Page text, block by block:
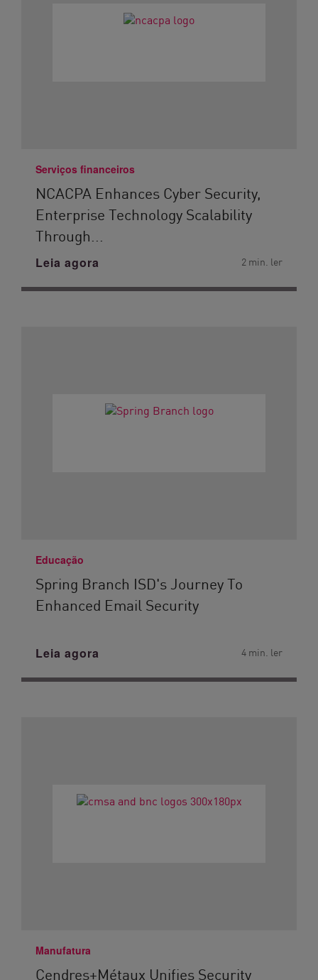
Serviços financeiros
NCACPA Enhances Cyber Security,
Enterprise Technology Scalability
Through...
Leia agora 2 min. ler
Educação
Spring Branch ISD's Journey To
Enhanced Email Security
Leia agora 4 min. ler
Manufatura
Cendres+Métaux Unifies Security